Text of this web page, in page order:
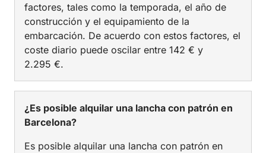
factores, tales como la temporada, el año de
construcción y el equipamiento de la
embarcación. De acuerdo con estos factores, el
coste diario puede oscilar entre 142 € y
2.295 €.
¿Es posible alquilar una lancha con patrón en
Barcelona?
Es posible alquilar una lancha con patrón en